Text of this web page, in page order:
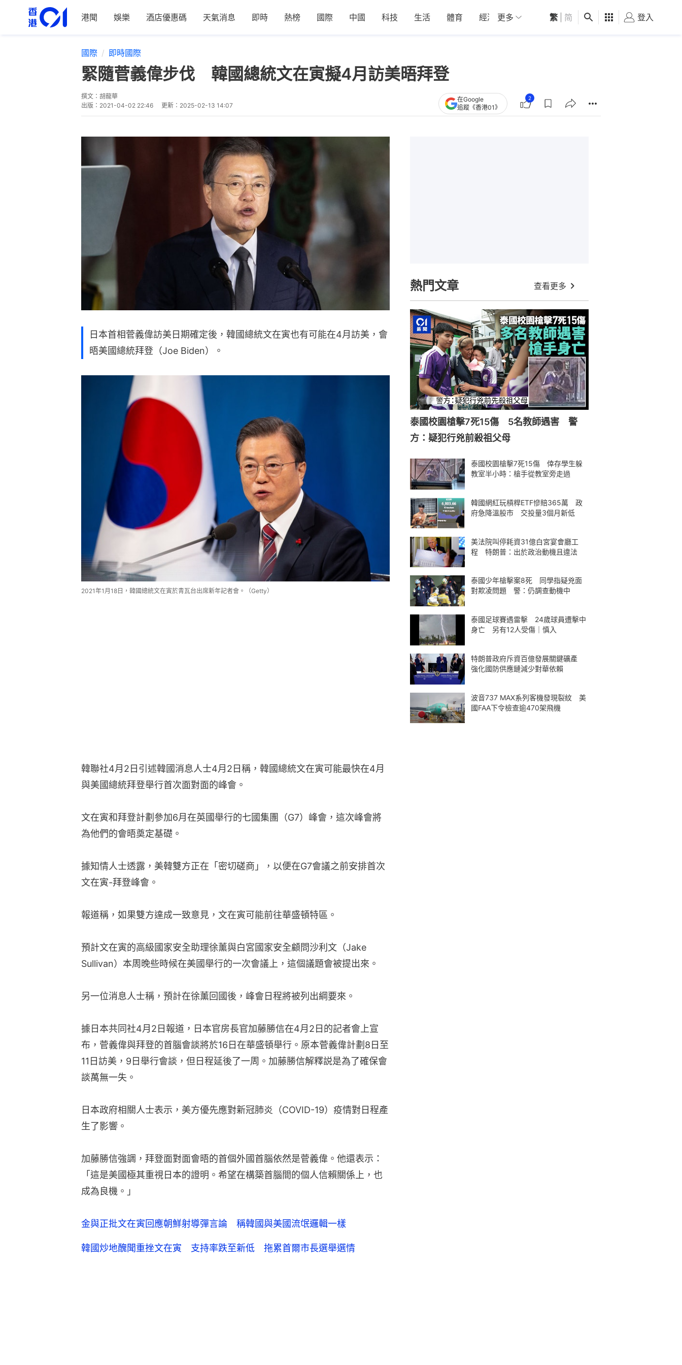
港聞 娛樂 酒店優惠碼 天氣消息 即時 熱榜 國際 中國 科技 生活 體育 經濟 01深圳 觀點 健康 好食玩飛
更多 繁 简 登入
國際 即時國際
緊隨菅義偉步伐 韓國總統文在寅擬4月訪美晤拜登
撰文： 胡龍華
出版： 2021-04-02 22:46 更新： 2025-02-13 14:07
在Google
追蹤《香港01》
2
日本首相菅義偉訪美日期確定後，韓國總統文在寅也有可能在4月訪美，會
晤美國總統拜登（Joe Biden）。
2021年1月18日，韓國總統文在寅於青瓦台出席新年記者會。（Getty）
韓聯社4月2日引述韓國消息人士4月2日稱，韓國總統文在寅可能最快在4月
與美國總統拜登舉行首次面對面的峰會。
文在寅和拜登計劃參加6月在英國舉行的七國集團（G7）峰會，這次峰會將
為他們的會晤奠定基礎。
據知情人士透露，美韓雙方正在「密切磋商」，以便在G7會議之前安排首次
文在寅-拜登峰會。
報道稱，如果雙方達成一致意見，文在寅可能前往華盛頓特區。
預計文在寅的高級國家安全助理徐薰與白宮國家安全顧問沙利文（Jake
Sullivan）本周晚些時候在美國舉行的一次會議上，這個議題會被提出來。
另一位消息人士稱，預計在徐薰回國後，峰會日程將被列出綱要來。
據日本共同社4月2日報道，日本官房長官加藤勝信在4月2日的記者會上宣
布，菅義偉與拜登的首腦會談將於16日在華盛頓舉行。原本菅義偉計劃8日至
11日訪美，9日舉行會談，但日程延後了一周。加藤勝信解釋説是為了確保會
談萬無一失。
日本政府相關人士表示，美方優先應對新冠肺炎（COVID-19）疫情對日程產
生了影響。
加藤勝信強調，拜登面對面會晤的首個外國首腦依然是菅義偉。他還表示：
「這是美國極其重視日本的證明。希望在構築首腦間的個人信賴關係上，也
成為良機。」
金與正批文在寅回應朝鮮射導彈言論 稱韓國與美國流氓邏輯一樣
韓國炒地醜聞重挫文在寅 支持率跌至新低 拖累首爾市長選舉選情
熱門文章 查看更多
泰國校園槍擊7死15傷 5名教師遇害 警
方：疑犯行兇前殺祖父母
泰國校園槍擊7死15傷 倖存學生躲
教室半小時：槍手從教室旁走過
韓國網紅玩槓桿ETF慘賠365萬 政
府急降溫股市 交投量3個月新低
美法院叫停耗資31億白宮宴會廳工
程 特朗普：出於政治動機且違法
泰國少年槍擊案8死 同學指疑兇面
對欺凌問題 警：仍調查動機中
泰國足球賽遇雷擊 24歲球員遭擊中
身亡 另有12人受傷｜慎入
特朗普政府斥資百億發展關鍵礦產
強化國防供應鏈減少對華依賴
波音737 MAX系列客機發現裂紋 美
國FAA下令檢查逾470架飛機